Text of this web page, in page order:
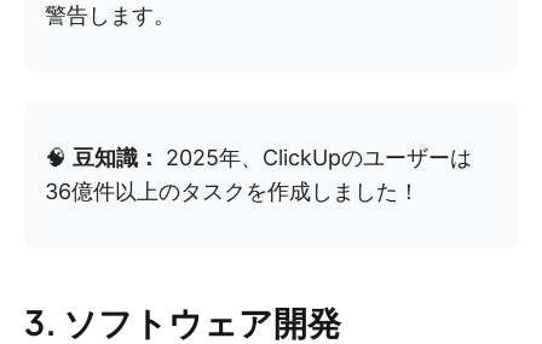
警告します。
🧠 豆知識：
2025年、ClickUpのユーザーは
36億件以上のタスクを作成しました！
3. ソフトウェア開発